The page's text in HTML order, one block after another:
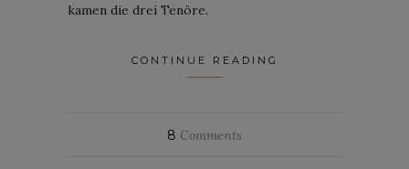
kamen die drei Tenöre.
CONTINUE READING
8 Comments